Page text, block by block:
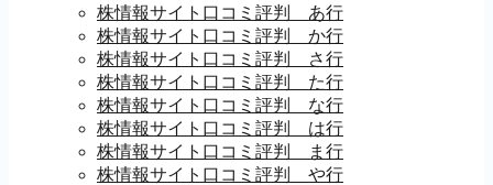
株情報サイト口コミ評判 あ行
株情報サイト口コミ評判 か行
株情報サイト口コミ評判 さ行
株情報サイト口コミ評判 た行
株情報サイト口コミ評判 な行
株情報サイト口コミ評判 は行
株情報サイト口コミ評判 ま行
株情報サイト口コミ評判 や行